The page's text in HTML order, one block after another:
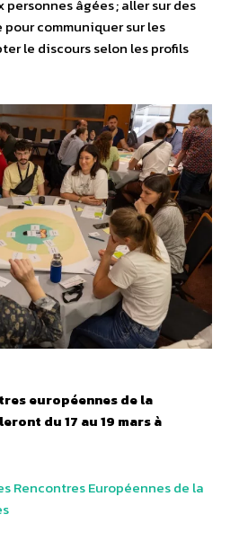
âgées ; aller sur des
communiquer sur les
le discours selon les profils
européennes de la
du 17 au 19 mars à
Rencontres Européennes de la